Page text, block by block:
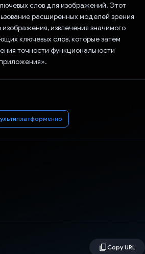
слов для изображений. Этот
расширенных моделей зрения
извлечения значимого
ключевых слов, которые затем
точности функциональности